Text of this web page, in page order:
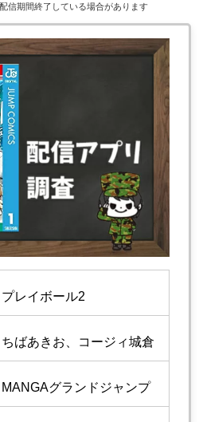
信期間終了している場合があります
プレイボール2
ちばあきお、コージィ城倉
MANGAグランドジャンプ